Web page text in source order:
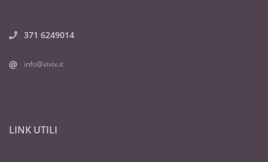
371 6249014
info@vivix.it
LINK UTILI